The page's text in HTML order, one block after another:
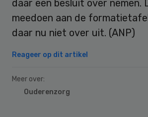
daar een besluit over nemen.
meedoen aan de
daar nu niet over uit. (ANP)
Reageer op dit artikel
Meer over:
Ouderenzorg